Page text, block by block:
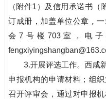
（附件1）及信用承诺书
订成册，加盖单位公章，
会7号楼703室，电
3.开展评选工作。西咸
申报机构的申请材料；组
召开评审会，通过对申报